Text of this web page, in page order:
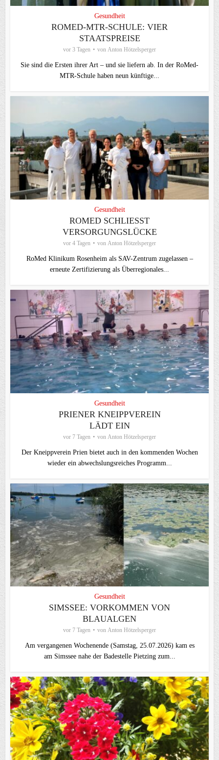
Gesundheit
ROMED-MTR-SCHULE: VIER
STAATSPREISE
vor 3 Tagen von Anton Hötzelsperger
Sie sind die Ersten ihrer Art – und sie liefern ab. In der RoMed-
MTR-Schule haben neun künftige...
Gesundheit
ROMED SCHLIESST V
ERSORGUNGSLÜCKE
vor 4 Tagen von Anton Hötzelsperger
RoMed Klinikum Rosenheim als SAV-Zentrum zugelassen –
erneute Zertifizierung als Überregionales...
Gesundheit
PRIENER KNEIPPVEREIN
LÄDT EIN
vor 7 Tagen von Anton Hötzelsperger
Der Kneippverein Prien bietet auch in den kommenden Wochen
wieder ein abwechslungsreiches Programm...
Gesundheit
SIMSSEE: VORKOMMEN VON
BLAUALGEN
vor 7 Tagen von Anton Hötzelsperger
Am vergangenen Wochenende (Samstag, 25.07.2026) kam es
am Simssee nahe der Badestelle Pietzing zum...